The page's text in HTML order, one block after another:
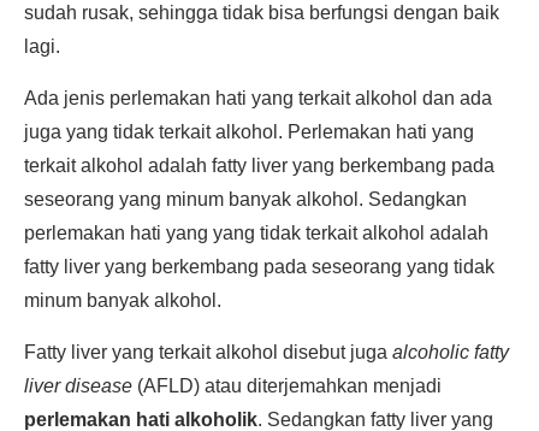
sudah rusak, sehingga tidak bisa berfungsi dengan baik
lagi.
Ada jenis perlemakan hati yang terkait alkohol dan ada
juga yang tidak terkait alkohol. Perlemakan hati yang
terkait alkohol adalah fatty liver yang berkembang pada
seseorang yang minum banyak alkohol. Sedangkan
perlemakan hati yang yang tidak terkait alkohol adalah
fatty liver yang berkembang pada seseorang yang tidak
minum banyak alkohol.
Fatty liver yang terkait alkohol disebut juga alcoholic fatty
liver disease (AFLD) atau diterjemahkan menjadi
perlemakan hati alkoholik. Sedangkan fatty liver yang